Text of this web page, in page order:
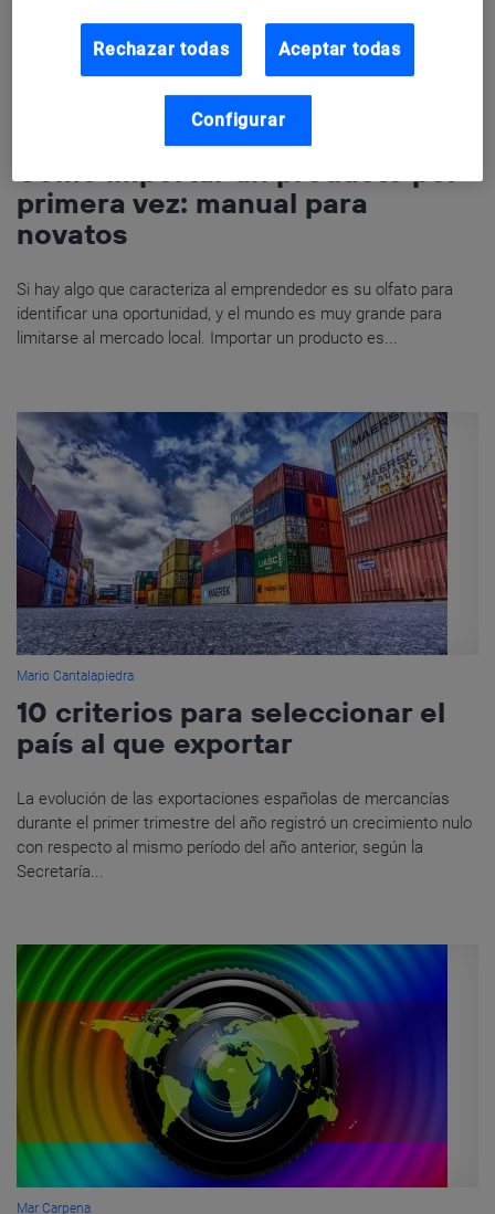
Cómo importar un producto por
primera vez: manual para
novatos
Si hay algo que caracteriza al emprendedor es su olfato para
identificar una oportunidad, y el mundo es muy grande para
limitarse al mercado local. Importar un producto es...
Mario Cantalapiedra
10 criterios para seleccionar el
país al que exportar
La evolución de las exportaciones españolas de mercancías
durante el primer trimestre del año registró un crecimiento nulo
con respecto al mismo período del año anterior, según la
Secretaría...
Mar Carpena
Rechazar todas Aceptar todas
Configurar